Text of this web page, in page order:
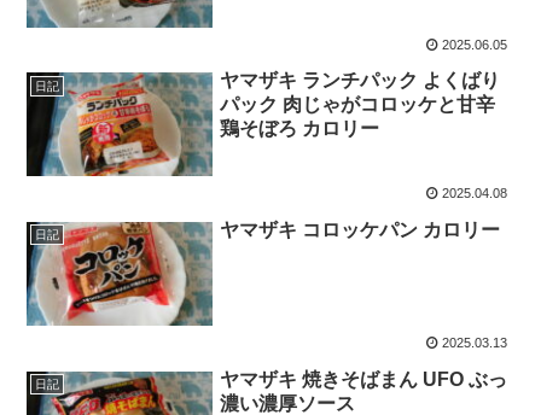
2025.06.05
日記
ヤマザキ ランチパック よくばり
パック 肉じゃがコロッケと甘辛
鶏そぼろ カロリー
2025.04.08
日記 ヤマザキ コロッケパン カロリー
2025.03.13
日記
ヤマザキ 焼きそばまん UFO ぶっ
濃い濃厚ソース